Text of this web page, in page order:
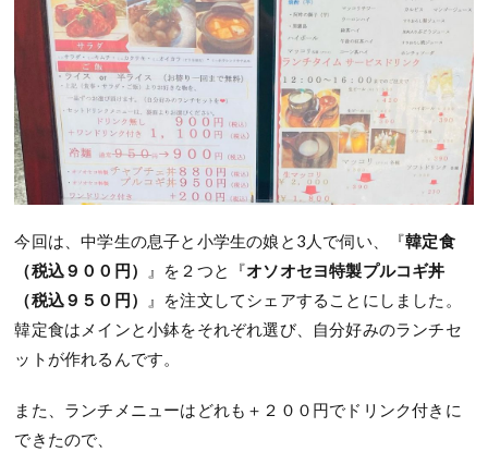
今回は、中学生の息子と小学生の娘と3人で伺い、『韓定食
（税込９００円）
』を２つと『オソオセヨ特製プルコギ丼
（税込９５０円）
』を注文してシェアすることにしました。
韓定食はメインと小鉢をそれぞれ選び、自分好みのランチセ
ットが作れるんです。
また、ランチメニューはどれも＋２００円でドリンク付きに
できたので、